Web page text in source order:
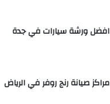
افضل ورشة سيارات في جدة
مراكز صيانة رنج روفر في الرياض